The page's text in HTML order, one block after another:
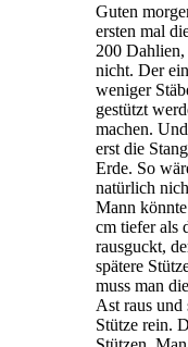
Guten
ersten mal
200 Dahlien,
nicht. Der
weniger
gestützt
machen.
erst die
Erde. So
natürlich
Mann
cm tiefer als
rausguckt,
spätere
muss man
Ast raus und
Stütze rein.